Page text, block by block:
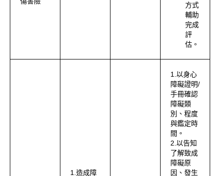
方式
輔助
完成
評
估。
1.造成障
1.以身心
障礙證明/
手冊確認
障礙類
別、程度
與鑑定時
間。
2.以告知
了解致成
障礙原
因、發生